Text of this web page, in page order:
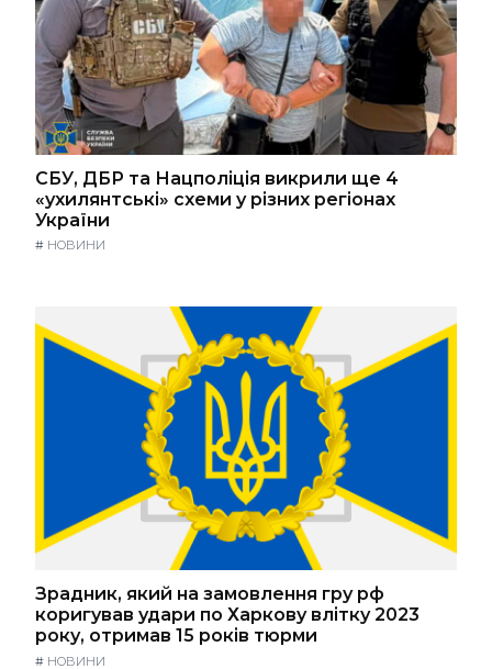
СБУ, ДБР та Нацполіція викрили ще 4
«ухилянтські» схеми у різних регіонах
України
# НОВИНИ
Зрадник, який на замовлення гру рф
коригував удари по Харкову влітку 2023
року, отримав 15 років тюрми
# НОВИНИ